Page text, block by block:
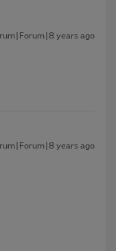
years ago
years ago